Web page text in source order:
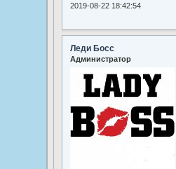
2019-08-22 18:42:54
Леди Босс
Администратор